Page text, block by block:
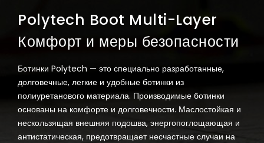
Polytech Boot Multi-Layer
Комфорт и меры безопасности
Ботинки Polytech — это специально разработанные,
долговечные, легкие и удобные ботинки из
полиуретанового материала. Производимые ботинки
основаны на комфорте и долговечности. Маслостойкая и
нескользящая внешняя подошва, энергопоглощающая и
антистатическая, предотвращает несчастные случаи на